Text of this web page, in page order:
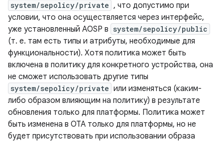
system/sepolicy/private , что допустимо при
условии, что она осуществляется через интерфейс,
уже установленный AOSP в system/sepolicy/public
(т. е. там есть типы и атрибуты, необходимые для
функциональности). Хотя политика может быть
включена в политику для конкретного устройства, она
не сможет использовать другие типы
system/sepolicy/private или изменяться (каким-
либо образом влияющим на политику) в результате
обновления только для платформы. Политика может
быть изменена в OTA только для платформы, но не
будет присутствовать при использовании образа